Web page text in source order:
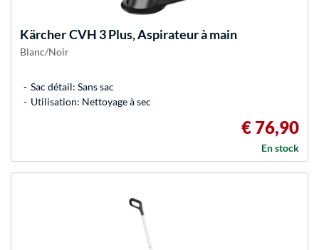
KärcherCVH 3 Plus, Aspirateur à main
Blanc/Noir
Sac détail: Sans sac
Utilisation: Nettoyage à sec
€ 76,90
En stock